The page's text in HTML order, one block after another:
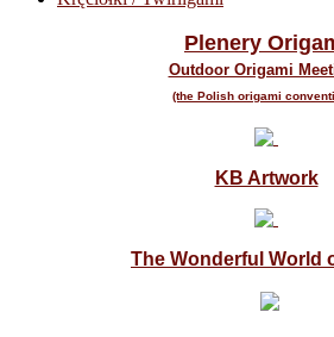
Plenery
Outdoor Origami
(the Polish origami
KB Artwork
The Wonderful World